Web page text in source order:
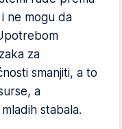
ne mogu da
za
smanjiti, a to
a
stabala.